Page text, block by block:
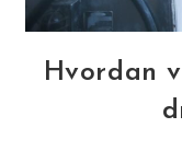
Hvordan